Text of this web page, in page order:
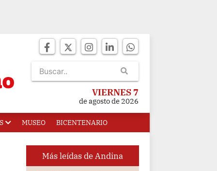
VIERNES 7
de agosto de 2026
MUSEO BICENTENARIO
Más leídas de Andina